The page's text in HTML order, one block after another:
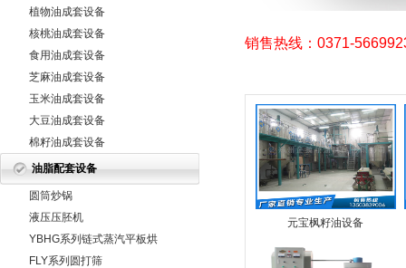
植物油成套设备
核桃油成套设备
食用油成套设备
芝麻油成套设备
玉米油成套设备
大豆油成套设备
棉籽油成套设备
油脂配套设备
圆筒炒锅
液压压胚机
YBHG系列链式蒸汽平板烘
FLY系列圆打筛
销售热线：0371-
元宝枫籽油设备